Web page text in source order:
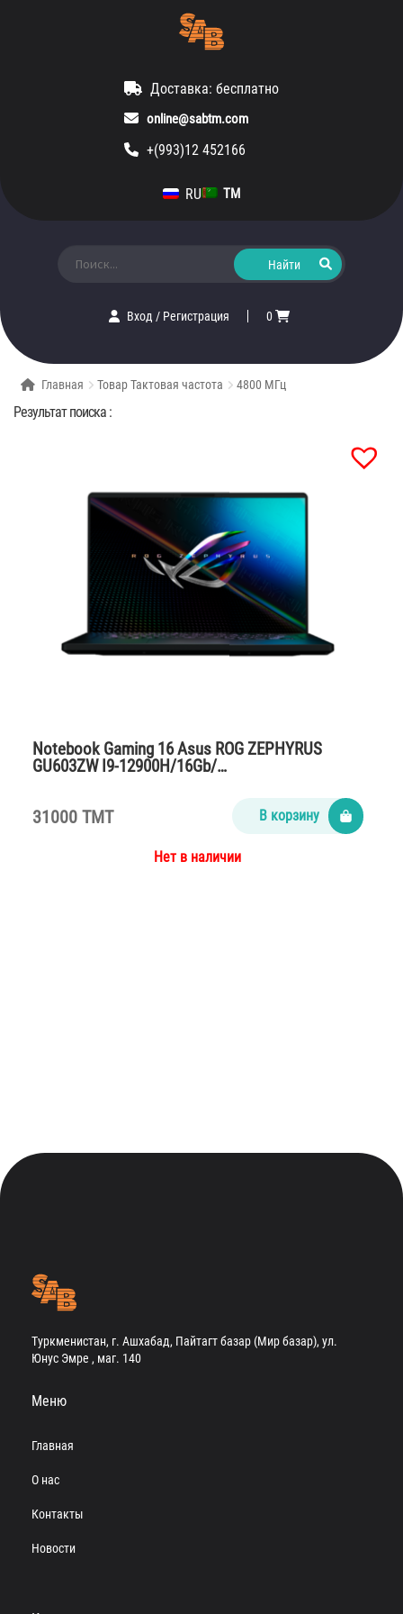
Доставка: бесплатно
online@sabtm.com
+(993)12 452166
RU TM
Вход/ Регистрация 0
Главная Товар Тактовая частота 4800 МГц
Результат поиска :
Notebook Gaming 16 Asus ROG ZEPHYRUS
GU603ZW I9-12900H/16Gb/…
31000 TMT В корзину
Нет в наличии
Туркменистан, г. Ашхабад, Пайтагт базар (Мир базар), ул.
Юнус Эмре , маг. 140
Меню
Главная
О нас
Контакты
Новости